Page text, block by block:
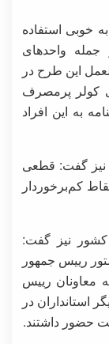
خوبی استفاده
واحد‌های
این طرح در
کولر پرمصرف
به این افراد
نیز گفت: قطعی
کم‌برخوردار
نیز گفت:
رییس جمهور
معاونان رییس
استانداران در
حضور داشتند.